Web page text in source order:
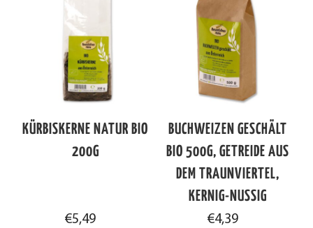
KÜRBISKERNE NATUR BIO
200G
€5,49
BUCHWEIZEN GESCHÄLT
BIO 500G, GETREIDE AUS
DEM TRAUNVIERTEL,
KERNIG-NUSSIG
€4,39